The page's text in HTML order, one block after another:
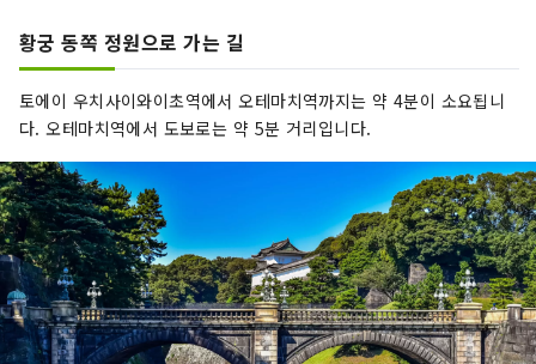
황궁 동쪽 정원으로 가는 길
토에이 우치사이와이초역에서 오테마치역까지는 약 4분이 소요됩니
다. 오테마치역에서 도보로는 약 5분 거리입니다.